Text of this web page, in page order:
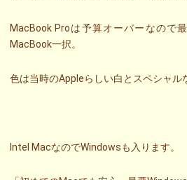
MacBook Proは予算オーバーなので
MacBook一択。
色は当時のAppleらしい白とスペシャル
Intel MacなのでWindowsも入ります。